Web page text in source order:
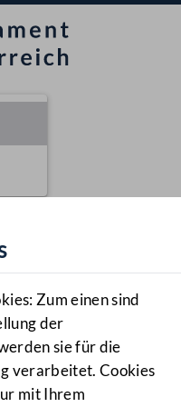
Zum einen sind
der
sie für die
verarbeitet. Cookies
mit Ihrem